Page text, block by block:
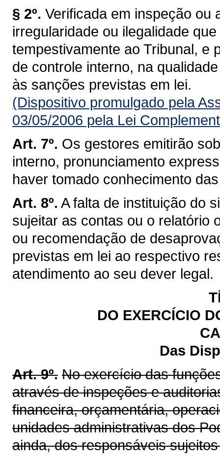
§ 2º. Verificada em inspeção ou
irregularidade ou ilegalidade
tempestivamente ao Tribunal, e
de controle interno, na
às sanções previstas em lei.
(Dispositivo promulgado pela
03/05/2006 pela Lei
Art. 7º. Os gestores emitirão
interno, pronunciamento
haver tomado conhecimento
Art. 8º. A falta de instituição do
sujeitar as contas ou o relatório
ou recomendação de
previstas em lei ao respectivo
atendimento ao seu dever legal.
DO EXERCÍCIO
Das
Art. 9º. No exercício das
através de inspeções e
financeira, orçamentária,
unidades administrativas dos
ainda, dos responsáveis